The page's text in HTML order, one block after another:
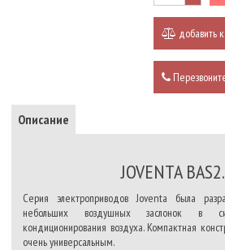
добавить
Описание
JOVENTA
Серия электроприводов Joventa была
небольших воздушных заслонок в
кондиционирования воздуха. Компактная
очень универсальным.